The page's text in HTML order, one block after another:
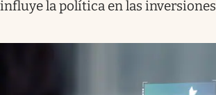
influye la política en las inversiones